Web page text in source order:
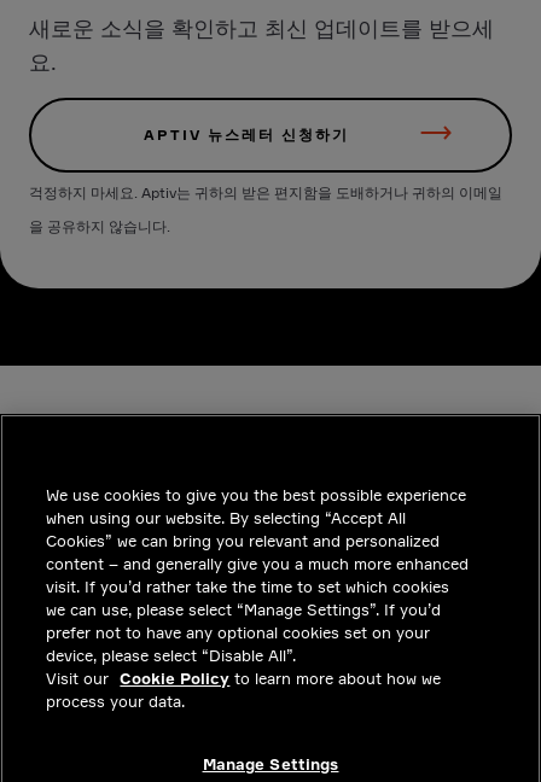
새로운 소식을 확인하고 최신 업데이트를 받으세
요.
APTIV 뉴스레터 신청하기
걱정하지 마세요. Aptiv는 귀하의 받은 편지함을 도배하거나 귀하의 이메일
을 공유하지 않습니다.
INDUSTRIES
통찰력
솔루션
커리어
투자자
We use cookies to give you the best possible experience
when using our website. By selecting “Accept All
Cookies” we can bring you relevant and personalized
content – and generally give you a much more enhanced
visit. If you’d rather take the time to set which cookies
we can use, please select “Manage Settings”. If you’d
prefer not to have any optional cookies set on your
device, please select “Disable All”.
Visit our Cookie Policy to learn more about how we
process your data.
Manage Settings